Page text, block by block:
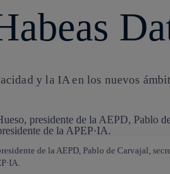
y la IA en los nuevos
de la AEPD, Pablo de Carvajal,